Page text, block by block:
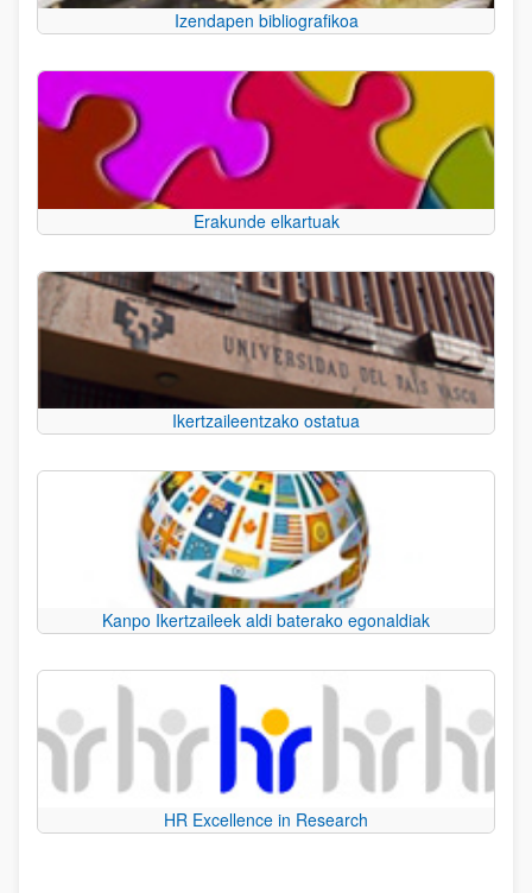
Izendapen bibliografikoa
Erakunde elkartuak
Ikertzaileentzako ostatua
Kanpo Ikertzaileek aldi baterako egonaldiak
HR Excellence in Research